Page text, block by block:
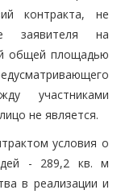
контракта, не
заявителя на
общей площадью
участниками
не является.
условия о
- 289,2 кв. м
в реализации и